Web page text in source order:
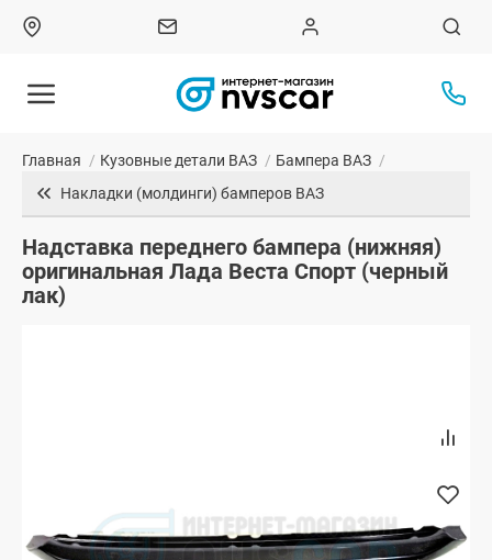
Главная / Кузовные детали ВАЗ / Бампера ВАЗ /
Накладки (молдинги) бамперов ВАЗ
Надставка переднего бампера (нижняя)
оригинальная Лада Веста Спорт (черный
лак)